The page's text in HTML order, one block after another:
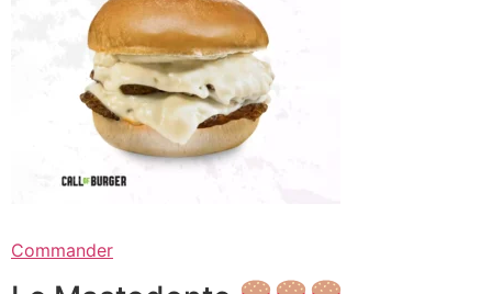
Commander